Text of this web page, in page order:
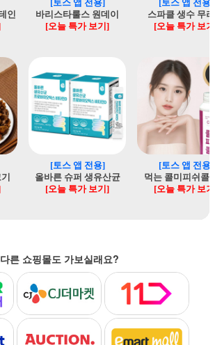
다른 쇼핑몰도 가보실래요?